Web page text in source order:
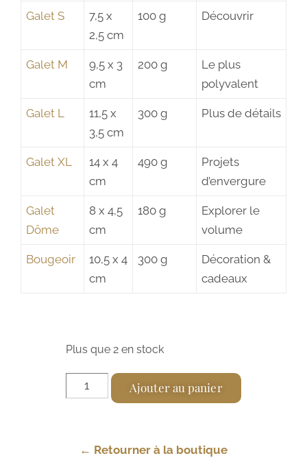
Galet S
7,5 x
2,5 cm
100 g Découvrir
Galet M
9,5 x 3
cm
200 g
Le plus
polyvalent
Galet L
11,5 x
3,5 cm
300 g Plus de détails
Galet XL
14 x 4
cm
490 g
Projets
d’envergure
Galet
Dôme
8 x 4,5
cm
180 g
Explorer le
volume
Bougeoir
10,5 x 4
cm
300 g
Décoration &
cadeaux
Plus que 2 en stock
Ajouter au panier
← Retourner à la boutique